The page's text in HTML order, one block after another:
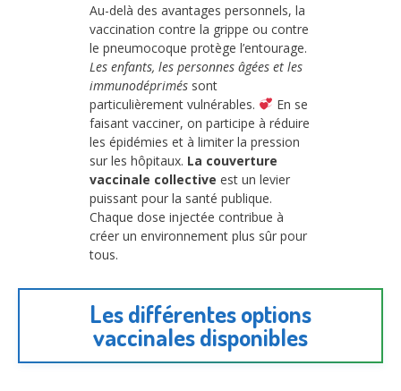
Au-delà des avantages personnels, la
vaccination contre la grippe ou contre
le pneumocoque protège l’entourage.
Les enfants, les personnes âgées et les
immunodéprimés sont
particulièrement vulnérables.
En se
faisant vacciner, on participe à réduire
les épidémies et à limiter la pression
sur les hôpitaux. La couverture
vaccinale collective est un levier
puissant pour la santé publique.
Chaque dose injectée contribue à
créer un environnement plus sûr pour
tous.
Les différentes options
vaccinales disponibles